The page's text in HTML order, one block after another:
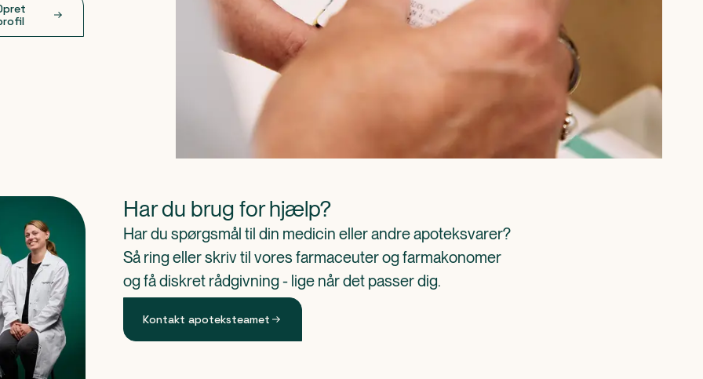
Har du brug for hjælp?
Har du spørgsmål til din medicin eller andre apoteksvarer?
Så ring eller skriv til vores farmaceuter og farmakonomer
og få diskret rådgivning - lige når det passer dig.
Kontakt apoteksteamet